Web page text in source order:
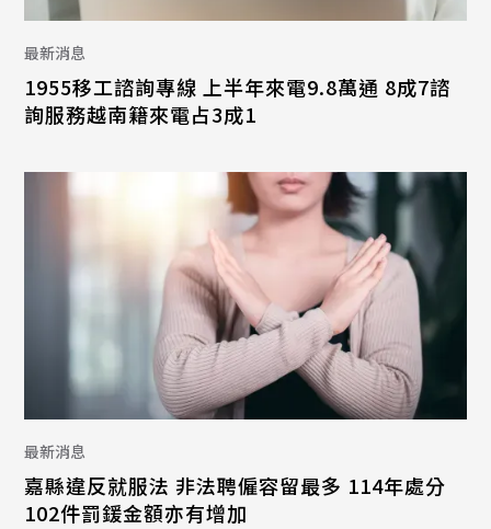
最新消息
1955移工諮詢專線 上半年來電9.8萬通 8成7諮
詢服務越南籍來電占3成1
最新消息
嘉縣違反就服法 非法聘僱容留最多 114年處分
102件罰鍰金額亦有增加